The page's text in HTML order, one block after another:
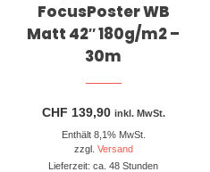
FocusPoster WB
Matt 42″ 180g/m2 –
30m
CHF 139,90 inkl. MwSt.
Enthält 8,1% MwSt.
zzgl. Versand
Lieferzeit: ca. 48 Stunden